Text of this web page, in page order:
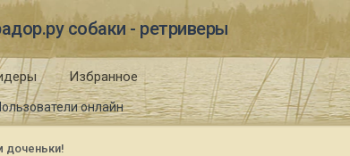
собаки - ретриверы
онлайн
Избранное
доченьки!